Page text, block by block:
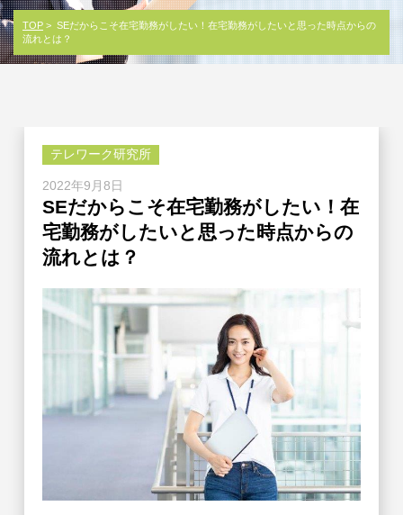
TOP > SEだからこそ在宅勤務がしたい！在宅勤務がしたいと思った時点からの
流れとは？
テレワーク研究所
2022年9月8日
SEだからこそ在宅勤務がしたい！在
宅勤務がしたいと思った時点からの
流れとは？